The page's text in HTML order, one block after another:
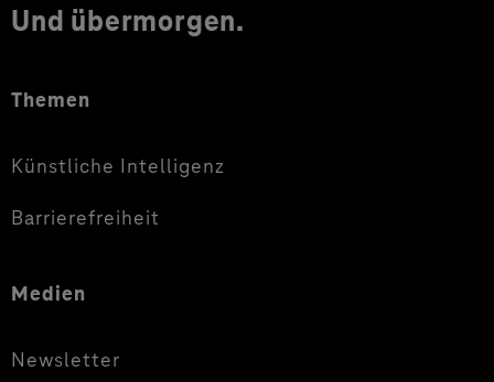
Und übermorgen.
Themen
Künstliche Intelligenz
Barrierefreiheit
Medien
Newsletter